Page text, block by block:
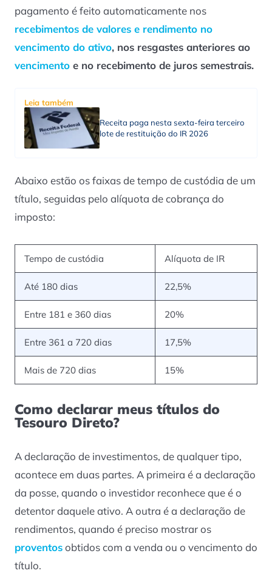
pagamento é feito automaticamente nos
recebimentos de valores e rendimento no
vencimento do ativo, nos resgastes anteriores ao
vencimento e no recebimento de juros semestrais.
Leia também
Receita paga nesta sexta-feira terceiro
lote de restituição do IR 2026
Abaixo estão os faixas de tempo de custódia de um
título, seguidas pelo alíquota de cobrança do
imposto:
Tempo de custódia Alíquota de IR
Até 180 dias 22,5%
Entre 181 e 360 dias 20%
Entre 361 a 720 dias 17,5%
Mais de 720 dias 15%
Como declarar meus títulos do
Tesouro Direto?
A declaração de investimentos, de qualquer tipo,
acontece em duas partes. A primeira é a declaração
da posse, quando o investidor reconhece que é o
detentor daquele ativo. A outra é a declaração de
rendimentos, quando é preciso mostrar os
proventosobtidos com a venda ou o vencimento do
título.